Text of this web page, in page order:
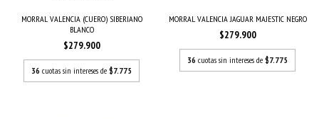
MORRAL VALENCIA (CUERO) SIBERIANO
BLANCO
$279.900
36 cuotas sin intereses de $7.775
MORRAL VALENCIA JAGUAR MAJESTIC NEGRO
$279.900
36 cuotas sin intereses de $7.775